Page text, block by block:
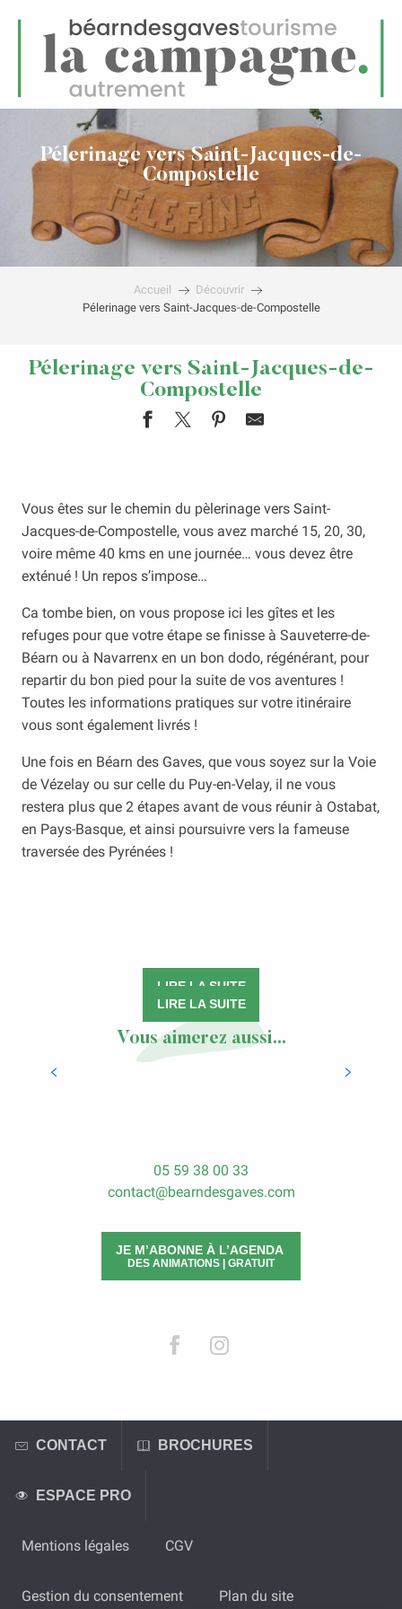
Menu
Pélerinage vers Saint-Jacques-de-
Compostelle
Accueil
Découvrir
Pélerinage vers Saint-Jacques-de-Compostelle
Pélerinage vers Saint-Jacques-de-
Compostelle
Vous êtes sur le chemin du pèlerinage vers Saint-
Jacques-de-Compostelle, vous avez marché 15, 20, 30,
voire même 40 kms en une journée… vous devez être
exténué ! Un repos s’impose…
Ca tombe bien, on vous propose ici les gîtes et les
refuges pour que votre étape se finisse à Sauveterre-de-
Béarn ou à Navarrenx en un bon dodo, régénérant, pour
repartir du bon pied pour la suite de vos aventures !
Toutes les informations pratiques sur votre itinéraire
vous sont également livrés !
Une fois en Béarn des Gaves, que vous soyez sur la Voie
de Vézelay ou sur celle du Puy-en-Velay, il ne vous
restera plus que 2 étapes avant de vous réunir à Ostabat,
en Pays-Basque, et ainsi poursuivre vers la fameuse
traversée des Pyrénées !
LIRE LA SUITE
LIRE LA SUITE
Vous aimerez aussi...
Navarrenx, cité bastionnée
05 59 38 00 33
contact@bearndesgaves.com
JE M’ABONNE À L’AGENDA
DES ANIMATIONS | GRATUIT
CONTACT BROCHURES
ESPACE PRO
Mentions légales CGV
Gestion du consentement Plan du site